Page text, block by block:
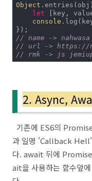
Object
let
console
// name -> nahwasa
// url -> https://
// rmk -> js
2. Async,
기존에 ES6의
과 일명 'Callback Hell'
다. await 뒤에
ait을 사용하는 함수앞